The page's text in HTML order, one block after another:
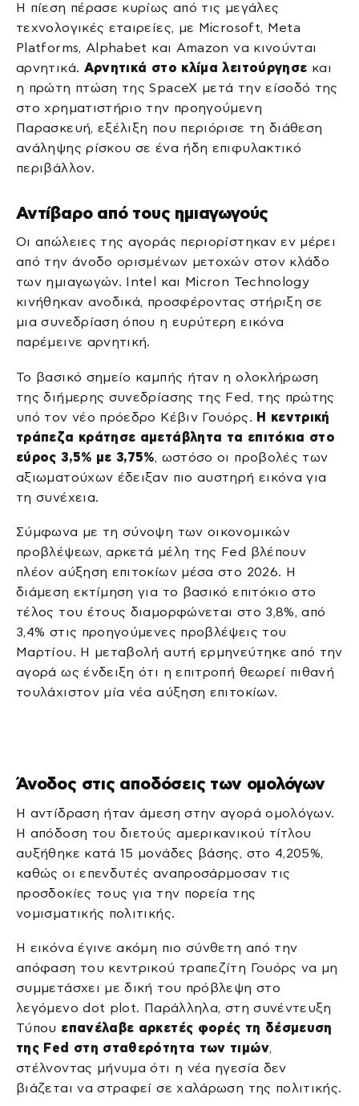
Η πίεση πέρασε κυρίως από τις μεγάλες
τεχνολογικές εταιρείες, με Microsoft, Meta
Platforms, Alphabet και Amazon να κινούνται
αρνητικά. Αρνητικά στο κλίμα λειτούργησε και
η πρώτη πτώση της SpaceX μετά την είσοδό της
στο χρηματιστήριο την προηγούμενη
Παρασκευή, εξέλιξη που περιόρισε τη διάθεση
ανάληψης ρίσκου σε ένα ήδη επιφυλακτικό
περιβάλλον.
Αντίβαρο από τους ημιαγωγούς
Οι απώλειες της αγοράς περιορίστηκαν εν μέρει
από την άνοδο ορισμένων μετοχών στον κλάδο
των ημιαγωγών. Intel και Micron Technology
κινήθηκαν ανοδικά, προσφέροντας στήριξη σε
μια συνεδρίαση όπου η ευρύτερη εικόνα
παρέμεινε αρνητική.
Το βασικό σημείο καμπής ήταν η ολοκλήρωση
της διήμερης συνεδρίασης της Fed, της πρώτης
υπό τον νέο πρόεδρο Κέβιν Γουόρς. Η κεντρική
τράπεζα κράτησε αμετάβλητα τα επιτόκια στο
εύρος 3,5% με 3,75%, ωστόσο οι προβολές των
αξιωματούχων έδειξαν πιο αυστηρή εικόνα για
τη συνέχεια.
Σύμφωνα με τη σύνοψη των οικονομικών
προβλέψεων, αρκετά μέλη της Fed βλέπουν
πλέον αύξηση επιτοκίων μέσα στο 2026. Η
διάμεση εκτίμηση για το βασικό επιτόκιο στο
τέλος του έτους διαμορφώνεται στο 3,8%, από
3,4% στις προηγούμενες προβλέψεις του
Μαρτίου. Η μεταβολή αυτή ερμηνεύτηκε από την
αγορά ως ένδειξη ότι η επιτροπή θεωρεί πιθανή
τουλάχιστον μία νέα αύξηση επιτοκίων.
Άνοδος στις αποδόσεις των ομολόγων
Η αντίδραση ήταν άμεση στην αγορά ομολόγων.
Η απόδοση του διετούς αμερικανικού τίτλου
αυξήθηκε κατά 15 μονάδες βάσης, στο 4,205%,
καθώς οι επενδυτές αναπροσάρμοσαν τις
προσδοκίες τους για την πορεία της
νομισματικής πολιτικής.
Η εικόνα έγινε ακόμη πιο σύνθετη από την
απόφαση του κεντρικού τραπεζίτη Γουόρς να μη
συμμετάσχει με δική του πρόβλεψη στο
λεγόμενο dot plot. Παράλληλα, στη συνέντευξη
Τύπου επανέλαβε αρκετές φορές τη δέσμευση
της Fed στη σταθερότητα των τιμών,
στέλνοντας μήνυμα ότι η νέα ηγεσία δεν
βιάζεται να στραφεί σε χαλάρωση της πολιτικής.